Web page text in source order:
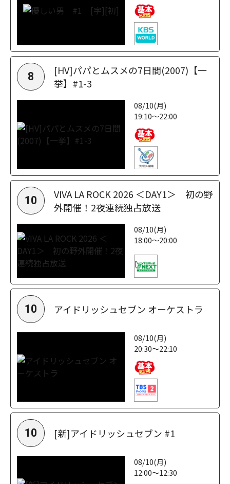
8
[HV]パパとムスメの7日間(2007)【一
挙】#1-3
08/10(月)
19:10～22:00
10
VIVA LA ROCK 2026 ＜DAY1＞ 初の野
外開催！2夜連続独占放送
08/10(月)
18:00～20:00
10 アイドリッシュセブン オーケストラ
08/10(月)
20:30～22:10
10 [新]アイドリッシュセブン #1
08/10(月)
12:00～12:30